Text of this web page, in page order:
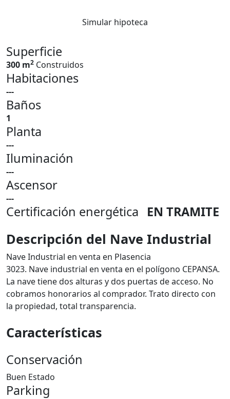
Simular hipoteca
Superficie
300 m2 Construidos
Habitaciones
---
Baños
1
Planta
---
Iluminación
---
Ascensor
---
Certificación energética EN TRAMITE
Descripción del Nave Industrial
Nave Industrial en venta en Plasencia
3023. Nave industrial en venta en el polígono CEPANSA.
La nave tiene dos alturas y dos puertas de acceso. No
cobramos honorarios al comprador. Trato directo con
la propiedad, total transparencia.
Características
Conservación
Buen Estado
Parking